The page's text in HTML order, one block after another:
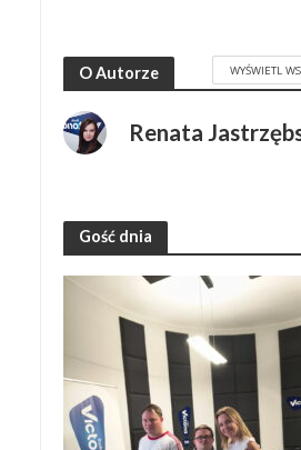
O Autorze WYŚWIETL
Renata
Gość dnia